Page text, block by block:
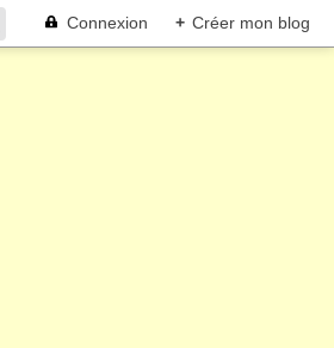
Connexion + Créer mon blog